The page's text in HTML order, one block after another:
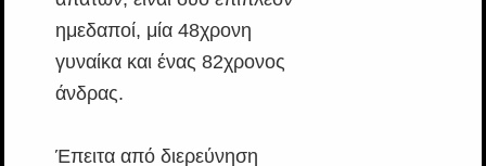
ημεδαποί, μία 48χρονη
γυναίκα και ένας 82χρονος
άνδρας.
Έπειτα από διερεύνηση